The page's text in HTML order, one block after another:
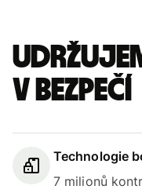
v bezpečí
Technologie
7 milionů